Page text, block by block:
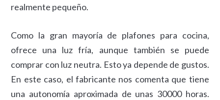
realmente pequeño.
Como la gran mayoría de plafones para cocina,
ofrece una luz fría, aunque también se puede
comprar con luz neutra. Esto ya depende de gustos.
En este caso, el fabricante nos comenta que tiene
una autonomía aproximada de unas 30000 horas.